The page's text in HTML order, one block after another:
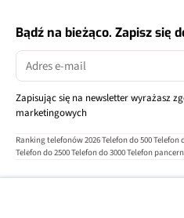
Bądź na bieżąco. Zapisz się
Zapisując się na newsletter wyrażasz
marketingowych
Ranking telefonów 2026Telefon do 500Telefon
Telefon do 2500Telefon do 3000Telefon